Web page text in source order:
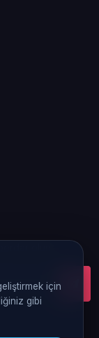
olun.
için
gibi